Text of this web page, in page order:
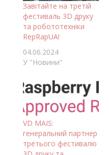
Завітайте на третій
фестиваль 3D друку
та робототехніки
RepRapUA!
04.06.2024
У "Новини"
VD MAIS:
генеральний партнер
третього фестивалю